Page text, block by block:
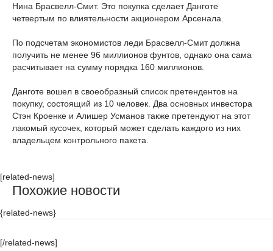
Нина Брасвелл-Смит. Это покупка сделает Данготе
четвертым по влиятельности акционером Арсенала.
По подсчетам экономистов леди Брасвелл-Смит должна
получить не менее 96 миллионов фунтов, однако она сама
расчитывает на сумму порядка 160 миллионов.
Данготе вошел в своеобразный список претендентов на
покупку, состоящий из 10 человек. Два основных инвестора
Стэн Кроенке и Алишер Усманов также претендуют на этот
лакомый кусочек, который может сделать каждого из них
владельцем контрольного пакета.
[related-news]
Похожие новости
{related-news}
[/related-news]